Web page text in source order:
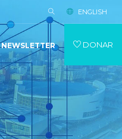
ENGLISH
NEWSLETTER DONAR